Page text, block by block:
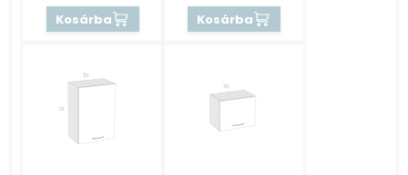
Kosárba Kosárba